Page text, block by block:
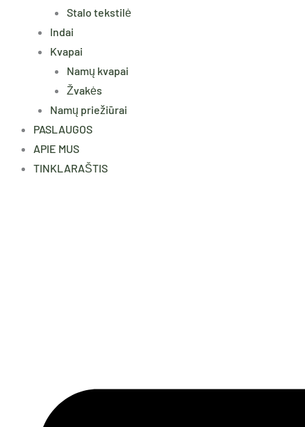
Stalo tekstilė
Indai
Kvapai
Namų kvapai
Žvakės
Namų priežiūrai
PASLAUGOS
APIE MUS
TINKLARAŠTIS